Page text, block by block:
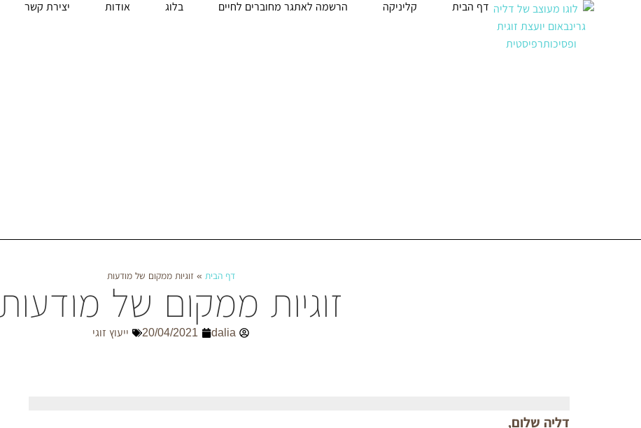
דף הבית קליניקה הרשמה לאתגר מחוברים לחיים בלוג אודות יצירת קשר
דף הבית » זוגיות ממקום של מודעות
זוגיות ממקום של מודעות
dalia
20/04/2021 ייעוץ זוגי
דליה שלום,